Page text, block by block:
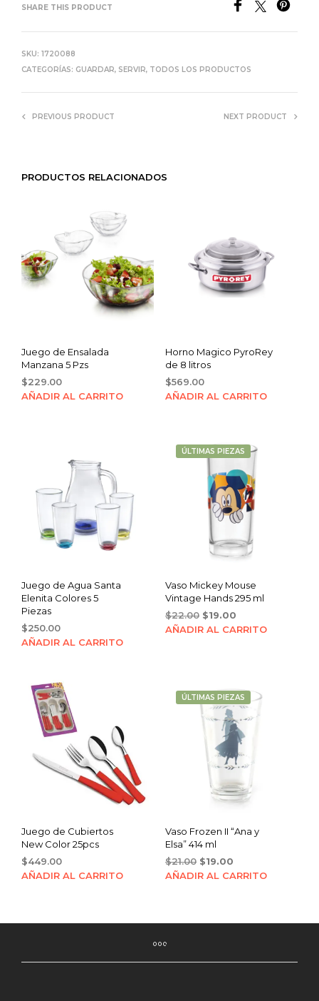
SHARE THIS PRODUCT
SKU: 1720088
CATEGORÍAS: GUARDAR, SERVIR, TODOS LOS PRODUCTOS
PREVIOUS PRODUCT NEXT PRODUCT
PRODUCTOS RELACIONADOS
Juego de Ensalada
Manzana 5 Pzs
$229.00
AÑADIR AL CARRITO
Horno Magico PyroRey
de 8 litros
$569.00
AÑADIR AL CARRITO
Juego de Agua Santa
Elenita Colores 5
Piezas
$250.00
AÑADIR AL CARRITO
ÚLTIMAS PIEZAS
Vaso Mickey Mouse
Vintage Hands 295 ml
$22.00 Original
price
$19.00Current
price
AÑADIR AL CARRITO
Juego de Cubiertos
New Color 25pcs
$449.00
AÑADIR AL CARRITO
ÚLTIMAS PIEZAS
Vaso Frozen II “Ana y
Elsa” 414 ml
$21.00 Original
price
$19.00Current
price
AÑADIR AL CARRITO